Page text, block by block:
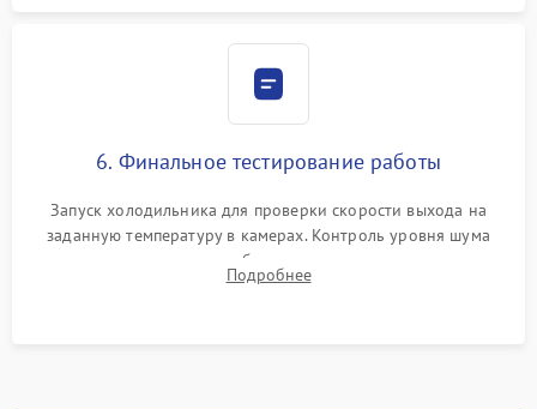
6. Финальное тестирование работы
Запуск холодильника для проверки скорости выхода на
заданную температуру в камерах. Контроль уровня шума
компрессора, отсутствия обмерзания стенок и корректного
срабатывания системы автоматической оттайки.
Подробнее